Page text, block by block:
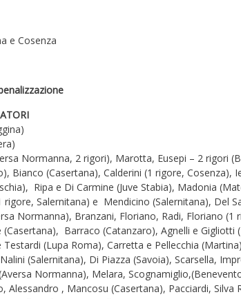
e Cosenza
Normanna, 2 rigori), Marotta, Eusepi – 2 rigori
Bianco (Casertana), Calderini (1 rigore, Cosenza),
Ripa e Di Carmine (Juve Stabia), Madonia
rigore, Salernitana) e Mendicino (Salernitana), Del
Normanna), Branzani, Floriano, Radi, Floriano
(Casertana), Barraco (Catanzaro), Agnelli e Gigliotti
(Lupa Roma), Carretta e Pellecchia
(Salernitana), Di Piazza (Savoia), Scarsella,
Normanna), Melara,
Alessandro , Mancosu (Casertana), Pacciardi, Silva